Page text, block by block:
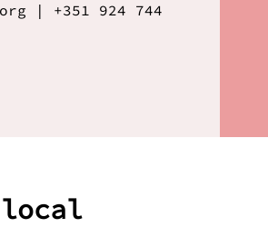
| +351 924 744